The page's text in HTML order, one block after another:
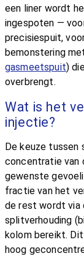
een liner wordt
ingespoten —
precisiespuit,
bemonstering
gasmeetspuit)
overbrengt.
Wat is het
injectie?
De keuze tussen
concentratie van
gewenste
fractie van het
de rest wordt via
splitverhouding
kolom bereikt.
hoog